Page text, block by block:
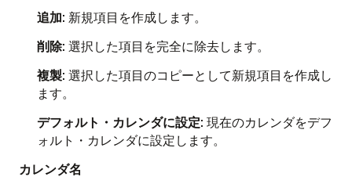
追加: 新規項目を作成します。
削除: 選択した項目を完全に除去します。
複製: 選択した項目のコピーとして新規項目を作成し
ます。
デフォルト・カレンダに設定: 現在のカレンダをデフ
ォルト・カレンダに設定します。
カレンダ名